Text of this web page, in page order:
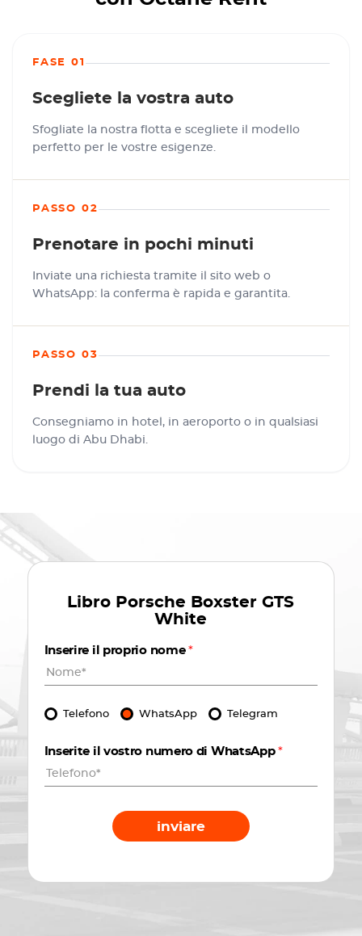
FASE 01
Scegliete la vostra auto
Sfogliate la nostra flotta e scegliete il modello
perfetto per le vostre esigenze.
PASSO 02
Prenotare in pochi minuti
Inviate una richiesta tramite il sito web o
WhatsApp: la conferma è rapida e garantita.
PASSO 03
Prendi la tua auto
Consegniamo in hotel, in aeroporto o in qualsiasi
luogo di Abu Dhabi.
Libro Porsche Boxster GTS
White
Inserire il proprio nome*
Telefono WhatsApp Telegram
Inserite il vostro numero di WhatsApp*
inviare